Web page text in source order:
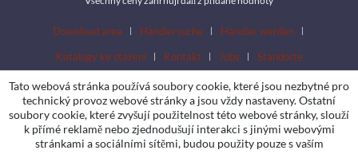
Download area Händlersuche
Händler werden
Katalogy ke stažení
Kontakt Jobs Standorte
Tato webová stránka používá soubory cookie, které jsou nezbytné pro
technický provoz webové stránky a jsou vždy nastaveny. Ostatní
soubory cookie, které zvyšují použitelnost této webové stránky, slouží
k přímé reklamě nebo zjednodušují interakci s jinými webovými
stránkami a sociálními sítěmi, budou použity pouze s vaším